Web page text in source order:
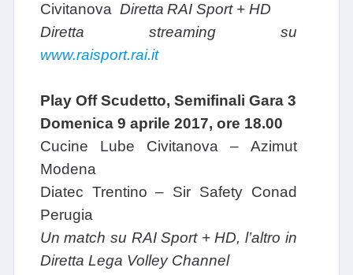
Civitanova Diretta RAI Sport + HD
Diretta streaming su
www.raisport.rai.it
Play Off Scudetto, Semifinali Gara 3
Domenica 9 aprile 2017, ore 18.00
Cucine Lube Civitanova – Azimut
Modena
Diatec Trentino – Sir Safety Conad
Perugia
Un match su RAI Sport + HD, l’altro in
Diretta Lega Volley Channel